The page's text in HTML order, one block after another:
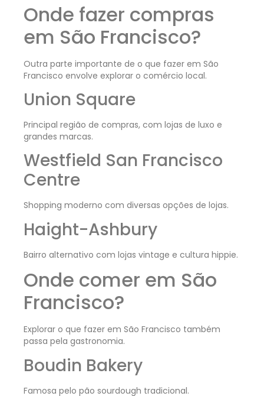
Onde fazer compras
em São Francisco?
Outra parte importante de o que fazer em São
Francisco envolve explorar o comércio local.
Union Square
Principal região de compras, com lojas de luxo e
grandes marcas.
Westfield San Francisco
Centre
Shopping moderno com diversas opções de lojas.
Haight-Ashbury
Bairro alternativo com lojas vintage e cultura hippie.
Onde comer em São
Francisco?
Explorar o que fazer em São Francisco também
passa pela gastronomia.
Boudin Bakery
Famosa pelo pão sourdough tradicional.